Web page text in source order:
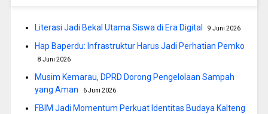
Literasi Jadi Bekal Utama Siswa di Era Digital 9 Juni 2026
Hap Baperdu: Infrastruktur Harus Jadi Perhatian Pemko
8 Juni 2026
Musim Kemarau, DPRD Dorong Pengelolaan Sampah
yang Aman
6 Juni 2026
FBIM Jadi Momentum Perkuat Identitas Budaya Kalteng